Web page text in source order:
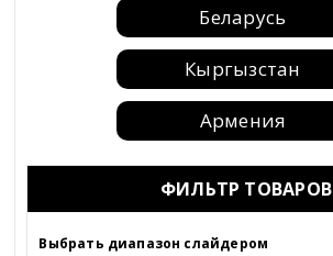
Беларусь
Кыргызстан
Армения
Москва
ФИЛЬТР ТОВАРОВ
Выбрать диапазон слайдером